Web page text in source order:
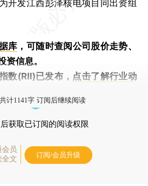
开发江西彭泽核电项目同出资组
库 ，可随时查阅公司股价走势、
资信息。
数(RII)已发布， 点击了解行业动
计1141字 订阅后继续阅读
后获取已订阅的阅读权限
会员
全文
订阅/会员升级